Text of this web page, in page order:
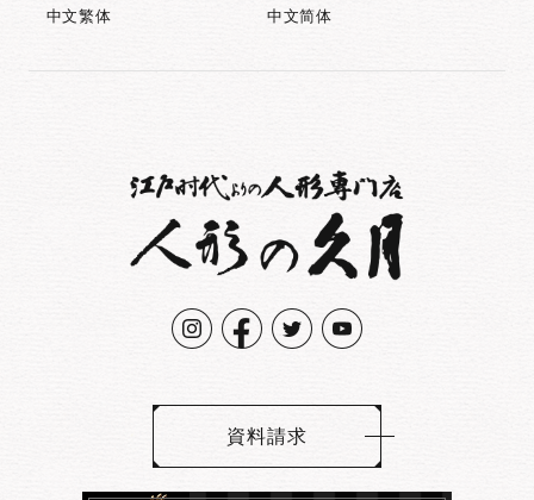
資料請求
中文繁体 中文简体